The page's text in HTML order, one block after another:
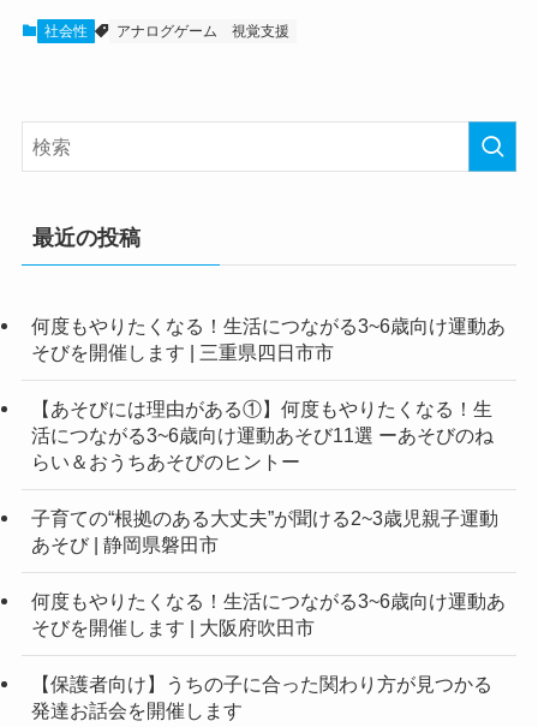
社会性 アナログゲーム 視覚支援
最近の投稿
何度もやりたくなる！生活につながる3~6歳向け運動あ
そびを開催します | 三重県四日市市
【あそびには理由がある①】何度もやりたくなる！生
活につながる3~6歳向け運動あそび11選 ーあそびのね
らい＆おうちあそびのヒントー
子育ての“根拠のある大丈夫”が聞ける2~3歳児親子運動
あそび | 静岡県磐田市
何度もやりたくなる！生活につながる3~6歳向け運動あ
そびを開催します | 大阪府吹田市
【保護者向け】うちの子に合った関わり方が見つかる
発達お話会を開催します